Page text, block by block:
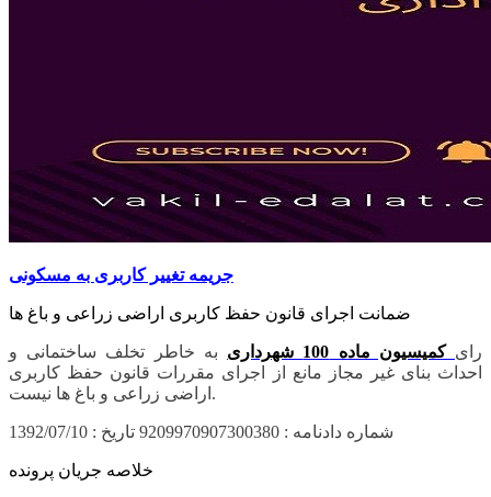
جریمه تغییر کاربری به مسکونی
ضمانت اجرای قانون حفظ کاربری اراضی زراعی و باغ ها
رای کمیسیون ماده 100 شهرداری
به خاطر تخلف ساختمانی و
احداث بنای غیر مجاز مانع از اجرای مقررات قانون حفظ کاربری
اراضی زراعی و باغ ها نیست.
شماره دادنامه : 9209970907300380 تاریخ : 1392/07/10
خلاصه جریان پرونده